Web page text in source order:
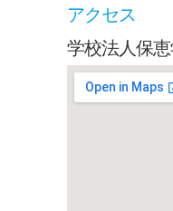
アクセス
学校法人保